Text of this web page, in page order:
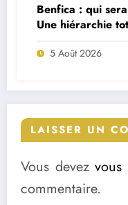
Benfica : qui
Une hiérarchie
deux départs
5 Août 2026
LAISSER UN
Vous devezvous
commentaire.